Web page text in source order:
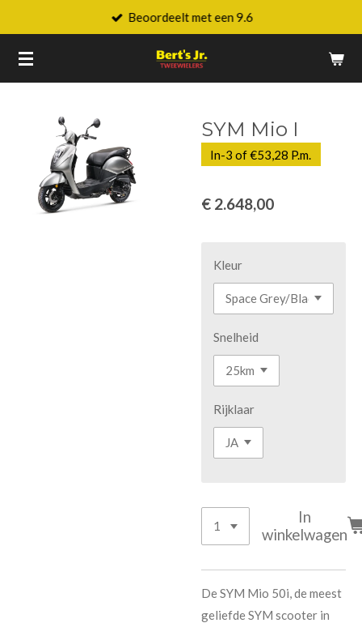
naar
de
Beoordeelt met een 9.6
SYM Mio I
In-3 of €53,28 P.m.
€ 2.648,00
Kleur
Snelheid
Rijklaar
In
winkelwagen
De SYM Mio 50i, de meest
geliefde SYM scooter in